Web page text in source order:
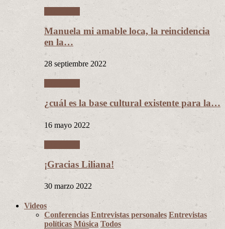
Manuela mi amable loca, la reincidencia
en la…
28 septiembre 2022
¿cuál es la base cultural existente para la…
16 mayo 2022
¡Gracias Liliana!
30 marzo 2022
Videos
Conferencias Entrevistas personales Entrevistas
políticas Música Todos